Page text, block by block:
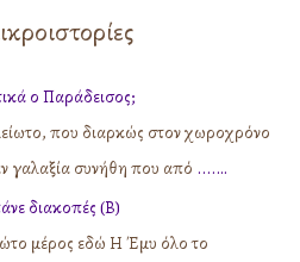
ο Παράδεισος;
που διαρκώς στον χωροχρόνο
γαλαξία συνήθη που από ....…
διακοπές (Β)
μέρος εδώ Η Έμυ όλο το